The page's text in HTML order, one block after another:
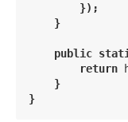
});
}
public
return
}
}